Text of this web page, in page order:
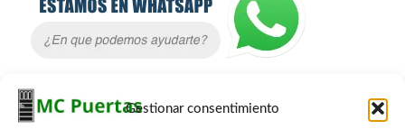
Gestionar consentimiento
Contacto Carpinteros